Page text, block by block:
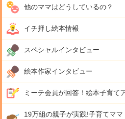
他のママはどうしているの？
イチ押し絵本情報
スペシャルインタビュー
絵本作家インタビュー
ミーテ会員が回答！ 絵本子育て
19万組の親子が実践!子育てママ